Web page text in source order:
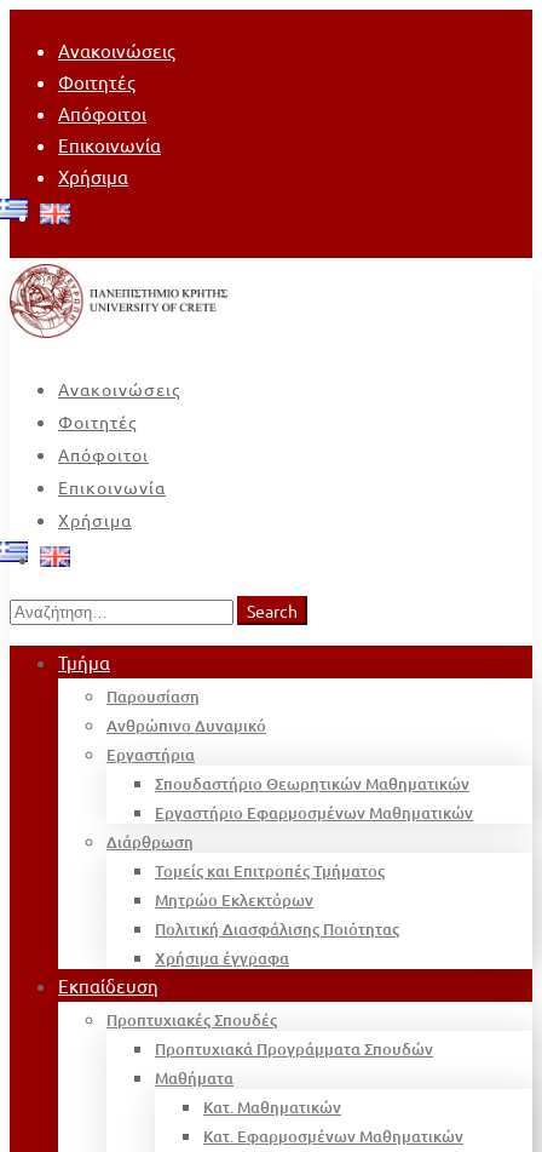
Ανακοινώσεις
Φοιτητές
Απόφοιτοι
Επικοινωνία
Χρήσιμα
Ανακοινώσεις
Φοιτητές
Απόφοιτοι
Επικοινωνία
Χρήσιμα
Search
for:
Search
Τμήμα
Παρουσίαση
Ανθρώπινο Δυναμικό
Εργαστήρια
Σπουδαστήριο Θεωρητικών Μαθηματικών
Εργαστήριο Εφαρμοσμένων Μαθηματικών
Διάρθρωση
Τομείς και Επιτροπές Τμήματος
Μητρώο Εκλεκτόρων
Πολιτική Διασφάλισης Ποιότητας
Χρήσιμα έγγραφα
Εκπαίδευση
Προπτυχιακές Σπουδές
Προπτυχιακά Προγράμματα Σπουδών
Μαθήματα
Κατ. Μαθηματικών
Κατ. Εφαρμοσμένων Μαθηματικών